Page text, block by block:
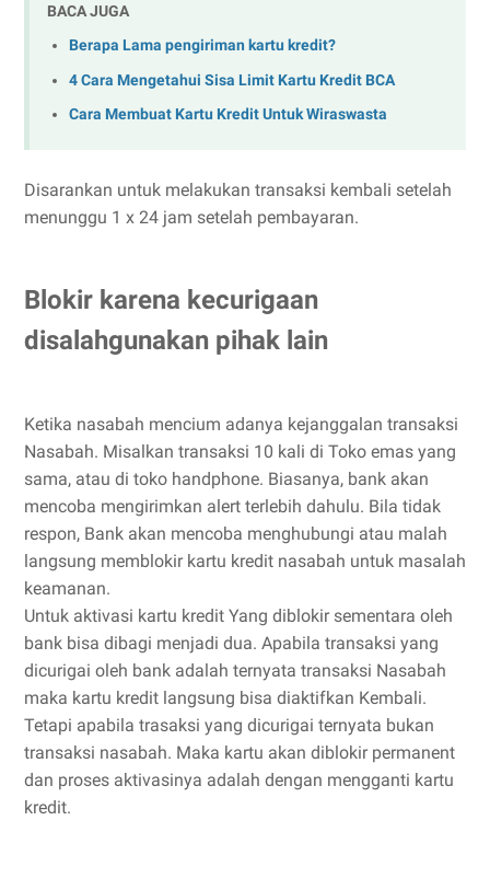
BACA JUGA
Berapa Lama pengiriman kartu kredit?
4 Cara Mengetahui Sisa Limit Kartu Kredit BCA
Cara Membuat Kartu Kredit Untuk Wiraswasta
Disarankan untuk melakukan transaksi kembali setelah
menunggu 1 x 24 jam setelah pembayaran.
Blokir karena kecurigaan
disalahgunakan pihak lain
Ketika nasabah mencium adanya kejanggalan transaksi
Nasabah. Misalkan transaksi 10 kali di Toko emas yang
sama, atau di toko handphone. Biasanya, bank akan
mencoba mengirimkan alert terlebih dahulu. Bila tidak
respon, Bank akan mencoba menghubungi atau malah
langsung memblokir kartu kredit nasabah untuk masalah
keamanan.
Untuk aktivasi kartu kredit Yang diblokir sementara oleh
bank bisa dibagi menjadi dua. Apabila transaksi yang
dicurigai oleh bank adalah ternyata transaksi Nasabah
maka kartu kredit langsung bisa diaktifkan Kembali.
Tetapi apabila trasaksi yang dicurigai ternyata bukan
transaksi nasabah. Maka kartu akan diblokir permanent
dan proses aktivasinya adalah dengan mengganti kartu
kredit.